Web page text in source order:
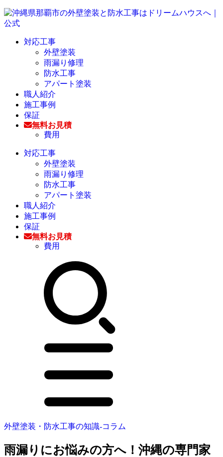
対応工事
外壁塗装
雨漏り修理
防水工事
アパート塗装
職人紹介
施工事例
保証
無料お見積
費用
対応工事
外壁塗装
雨漏り修理
防水工事
アパート塗装
職人紹介
施工事例
保証
無料お見積
費用
外壁塗装・防水工事の知識‐コラム
雨漏りにお悩みの方へ！沖縄の専門家